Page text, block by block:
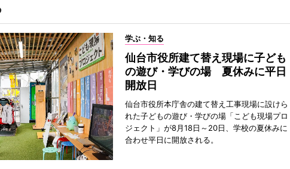
学ぶ・知る
仙台市役所建て替え現場に子ども
の遊び・学びの場 夏休みに平日
開放日
仙台市役所本庁舎の建て替え工事現場に設けら
れた子どもの遊び・学びの場「こども現場プロ
ジェクト」が8月18日～20日、学校の夏休みに
合わせ平日に開放される。